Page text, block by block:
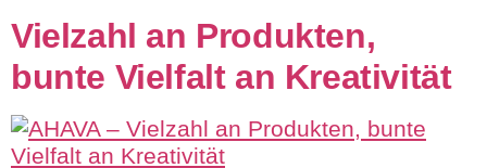
Vielzahl an Produkten,
bunte Vielfalt an Kreativität